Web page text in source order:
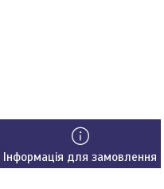
Інформація для замовлення